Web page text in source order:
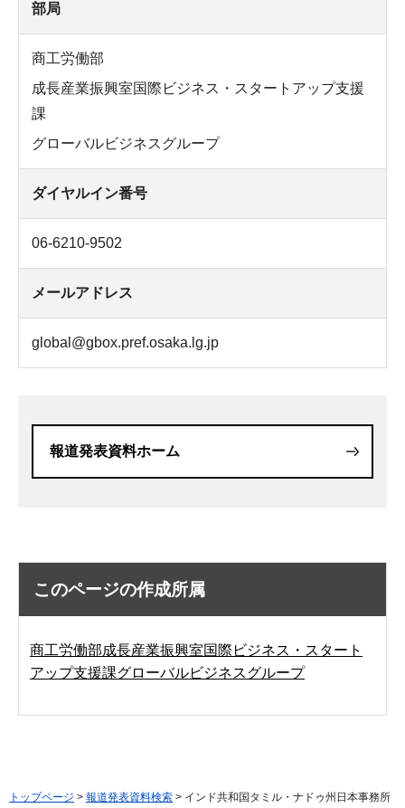
部局
商工労働部
成長産業振興室国際ビジネス・スタートアップ支援
課
グローバルビジネスグループ
ダイヤルイン番号
06-6210-9502
メールアドレス
global@gbox.pref.osaka.lg.jp
報道発表資料ホーム
このページの作成所属
商工労働部成長産業振興室国際ビジネス・スタート
アップ支援課グローバルビジネスグループ
トップページ > 報道発表資料検索 > インド共和国タミル・ナドゥ州日本事務所